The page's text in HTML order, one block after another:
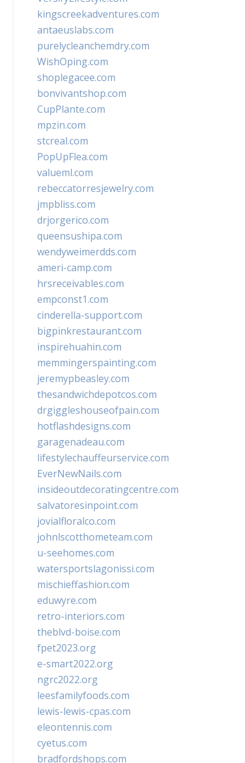
kingscreekadventures.com
antaeuslabs.com
purelycleanchemdry.com
WishOping.com
shoplegacee.com
bonvivantshop.com
CupPlante.com
mpzin.com
stcreal.com
PopUpFlea.com
valueml.com
rebeccatorresjewelry.com
jmpbliss.com
drjorgerico.com
queensushipa.com
wendyweimerdds.com
ameri-camp.com
hrsreceivables.com
empconst1.com
cinderella-support.com
bigpinkrestaurant.com
inspirehuahin.com
memmingerspainting.com
jeremypbeasley.com
thesandwichdepotcos.com
drgiggleshouseofpain.com
hotflashdesigns.com
garagenadeau.com
lifestylechauffeurservice.com
EverNewNails.com
insideoutdecoratingcentre.com
salvatoresinpoint.com
jovialfloralco.com
johnlscotthometeam.com
u-seehomes.com
watersportslagonissi.com
mischieffashion.com
eduwyre.com
retro-interiors.com
theblvd-boise.com
fpet2023.org
e-smart2022.org
ngrc2022.org
leesfamilyfoods.com
lewis-lewis-cpas.com
eleontennis.com
cyetus.com
bradfordshops.com